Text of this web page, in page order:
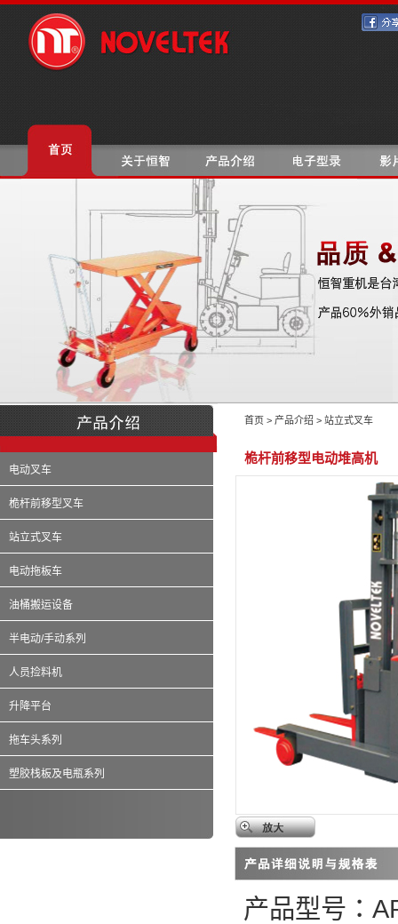
电动叉车
桅杆前移型叉车
站立式叉车
电动拖板车
油桶搬运设备
半电动/手动系列
人员捡料机
升降平台
拖车头系列
塑胶栈板及电瓶系列
首页 > 产品介绍 > 站立式叉车
桅杆前移型电动堆高机
产品型号：